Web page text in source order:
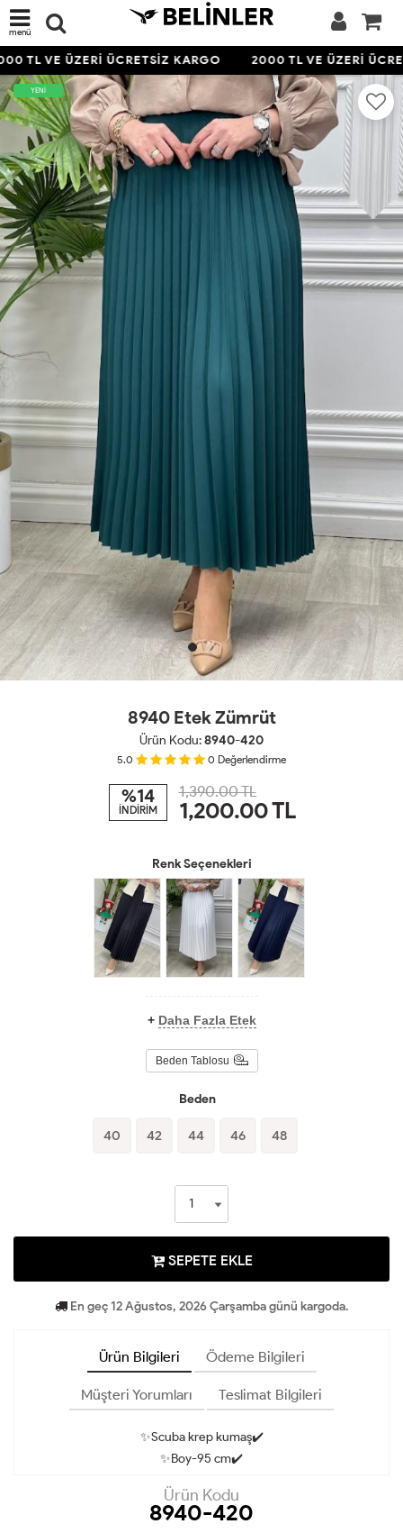
menü
TL VE ÜZERİ ÜCRETSİZ KARGO 2000 TL VE ÜZERİ
YENİ
8940 Etek Zümrüt
Ürün Kodu:8940-420
5.0 0 Değerlendirme
%14
İNDİRİM
1,390.00 TL
1,200.00TL
Renk Seçenekleri
+ Daha Fazla Etek
Beden Tablosu
Beden
40 42 44 46 48
SEPETE EKLE
En geç 12 Ağustos, 2026 Çarşamba günü kargoda.
Ürün Bilgileri Ödeme Bilgileri
Müşteri Yorumları Teslimat Bilgileri
✨Scuba krep kumaş✔️
✨Boy-95 cm✔️
Ürün Kodu
8940-420